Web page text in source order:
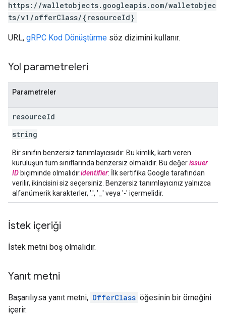
https://walletobjects.googleapis.com/walletobjec
ts/v1/offerClass/{resourceId}
URL, gRPC Kod Dönüştürme söz dizimini kullanır.
Yol parametreleri
Parametreler
resourceId
string
Bir sınıfın benzersiz tanımlayıcısıdır. Bu kimlik, kartı veren
kuruluşun tüm sınıflarında benzersiz olmalıdır. Bu değerissuer
ID biçiminde olmalıdır.identifier: İlk sertifika Google tarafından
verilir, ikincisini siz seçersiniz. Benzersiz tanımlayıcınız yalnızca
alfanümerik karakterler, '.', '_' veya '-' içermelidir.
İstek içeriği
İstek metni boş olmalıdır.
Yanıt metni
Başarılıysa yanıt metni, OfferClass öğesinin bir örneğini
içerir.